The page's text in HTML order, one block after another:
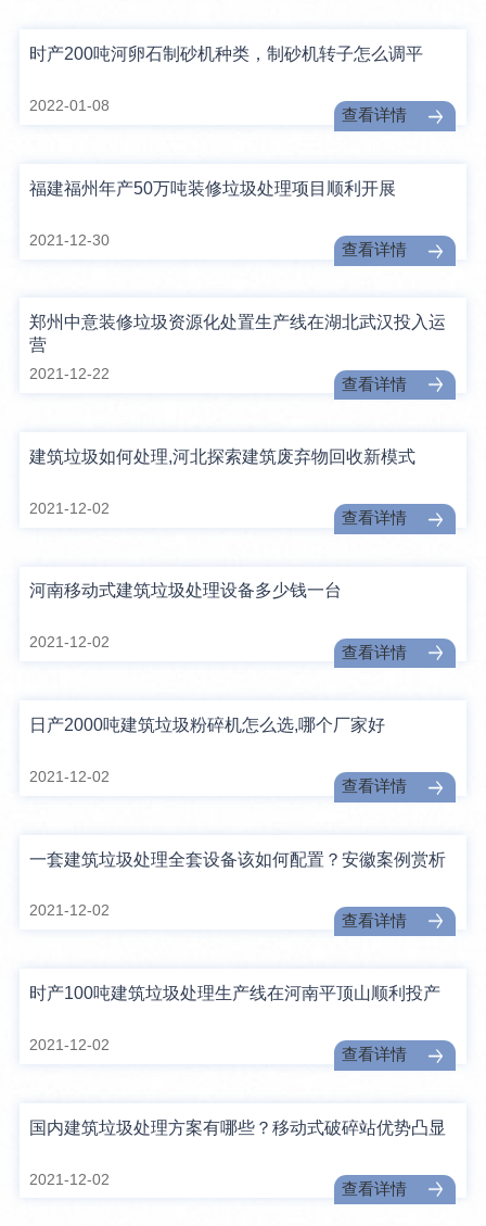
时产200吨河卵石制砂机种类，制砂机转子怎么调平
2022-01-08
查看详情
福建福州年产50万吨装修垃圾处理项目顺利开展
2021-12-30
查看详情
郑州中意装修垃圾资源化处置生产线在湖北武汉投入运
营
2021-12-22
查看详情
建筑垃圾如何处理,河北探索建筑废弃物回收新模式
2021-12-02
查看详情
河南移动式建筑垃圾处理设备多少钱一台
2021-12-02
查看详情
日产2000吨建筑垃圾粉碎机怎么选,哪个厂家好
2021-12-02
查看详情
一套建筑垃圾处理全套设备该如何配置？安徽案例赏析
2021-12-02
查看详情
时产100吨建筑垃圾处理生产线在河南平顶山顺利投产
2021-12-02
查看详情
国内建筑垃圾处理方案有哪些？移动式破碎站优势凸显
2021-12-02
查看详情